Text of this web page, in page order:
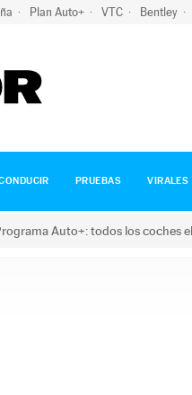
Plan Auto+ VTC Bentley
PRUEBAS VIRALES
Auto+: todos los coches